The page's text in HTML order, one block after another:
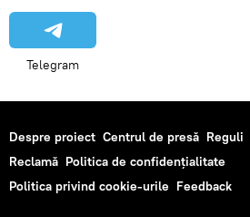
Telegram
Despre proiect Centrul de presă Reguli
Reclamă Politica de confidențialitate
Politica privind cookie-urile Feedback